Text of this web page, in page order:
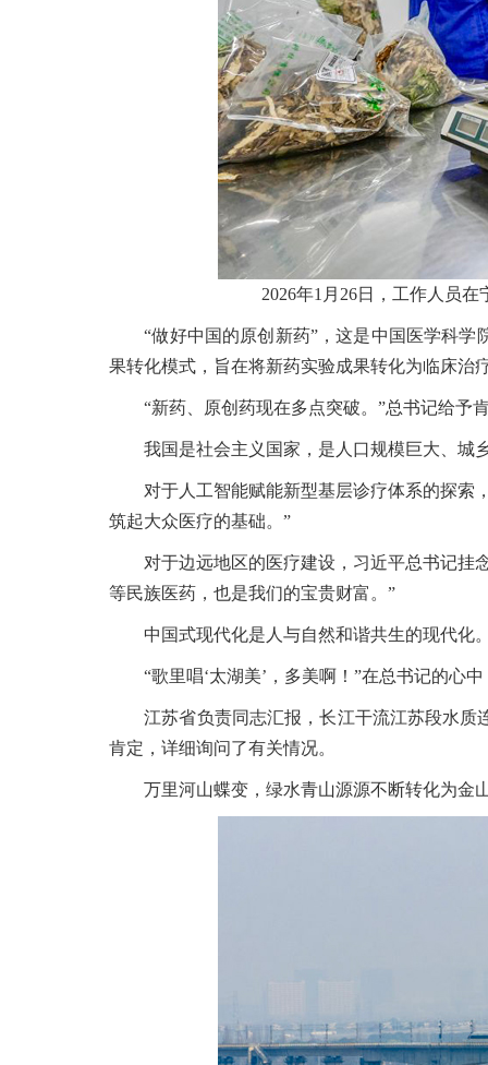
2026年1月26日，工作人员
“做好中国的原创新药”，这是中国医学科学
果转化模式，旨在将新药实验成果转化为临床治
“新药、原创药现在多点突破。”总书记给予
我国是社会主义国家，是人口规模巨大、城乡
对于人工智能赋能新型基层诊疗体系的探索，
筑起大众医疗的基础。”
对于边远地区的医疗建设，习近平总书记挂念
等民族医药，也是我们的宝贵财富。”
中国式现代化是人与自然和谐共生的现代化
“歌里唱‘太湖美’，多美啊！”在总书记的心中
江苏省负责同志汇报，长江干流江苏段水质连
肯定，详细询问了有关情况。
万里河山蝶变，绿水青山源源不断转化为金